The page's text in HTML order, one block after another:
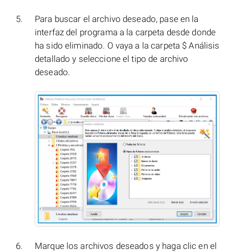
Para buscar el archivo deseado, pase en la
interfaz del programa a la carpeta desde donde
ha sido eliminado. O vaya a la carpeta $ Análisis
detallado y seleccione el tipo de archivo
deseado.
Marque los archivos deseados y haga clic en el